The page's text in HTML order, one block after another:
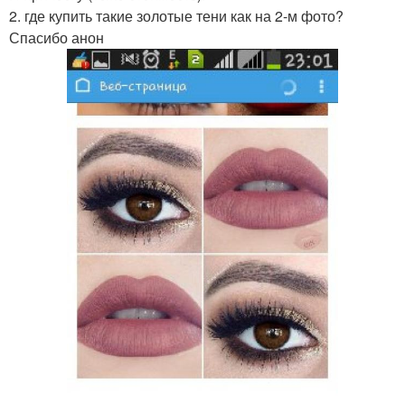
2. где купить такие золотые тени как на 2-м фото?
Спасибо анон